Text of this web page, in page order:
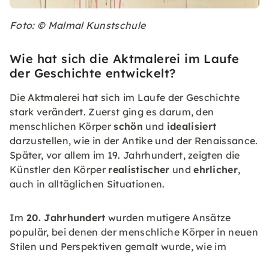
Foto: © Malmal Kunstschule
Wie hat sich die Aktmalerei im Laufe
der Geschichte entwickelt?
Die Aktmalerei hat sich im Laufe der Geschichte
stark verändert. Zuerst ging es darum, den
menschlichen Körperschön und idealisiert
darzustellen, wie in der Antike und der Renaissance.
Später, vor allem im 19. Jahrhundert, zeigten die
Künstler den Körper realistischer undehrlicher,
auch in alltäglichen Situationen.
Im 20. Jahrhundert wurden mutigere Ansätze
populär, bei denen der menschliche Körper in neuen
Stilen und Perspektiven gemalt wurde, wie im